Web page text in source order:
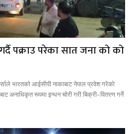
पक्राउ परेका सात जना को को
भारतको आईसीपी नाकाबाट नेपाल प्रवेश गरेको
अनाधिकृत रूपमा इन्धन चोरी गरी बिक्री–वितरण गर्ने